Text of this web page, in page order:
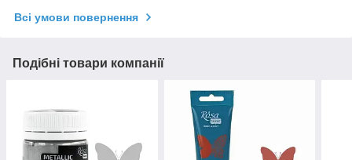
Всі умови повернення
Подібні товари компанії